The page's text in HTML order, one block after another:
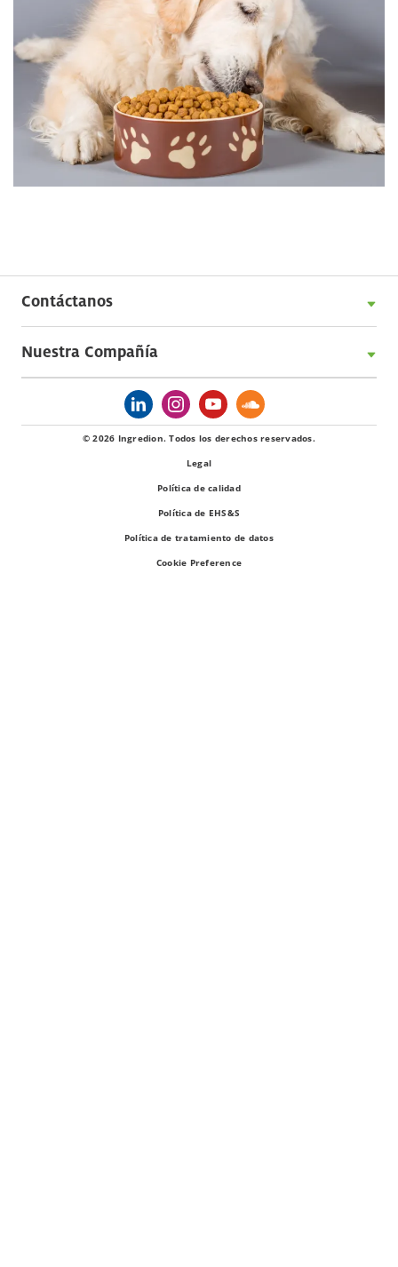
Contáctanos
Nuestra Compañía
© 2026 Ingredion. Todos los derechos reservados.
Legal
Política de calidad
Política de EHS&S
Política de tratamiento de datos
Cookie Preference